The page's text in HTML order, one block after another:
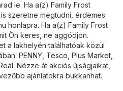
le. Ha a(z) Family Frost
szeretne megtudni, érdemes
honlapra. Ha a(z) Family Frost
Ön keres, ne aggódjon.
a lakhelyén találhatóak közül
PENNY, Tesco, Plus Market,
Reál . Nézze át akciós újságjaikat,
ajánlatokra bukkanhat.